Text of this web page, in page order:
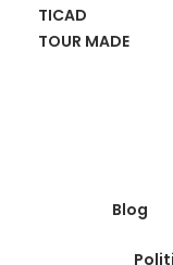
TICAD
TOUR MADE
Blog